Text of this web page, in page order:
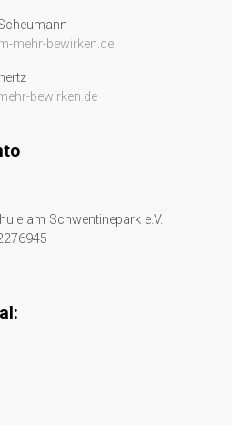
mehr-bewirken.de
bewirken.de
am Schwentinepark e.V.